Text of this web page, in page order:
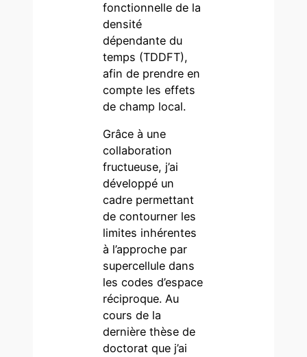
fonctionnelle de la
densité
dépendante du
temps (TDDFT),
afin de prendre en
compte les effets
de champ local.
Grâce à une
collaboration
fructueuse, j’ai
développé un
cadre permettant
de contourner les
limites inhérentes
à l’approche par
supercellule dans
les codes d’espace
réciproque. Au
cours de la
dernière thèse de
doctorat que j’ai